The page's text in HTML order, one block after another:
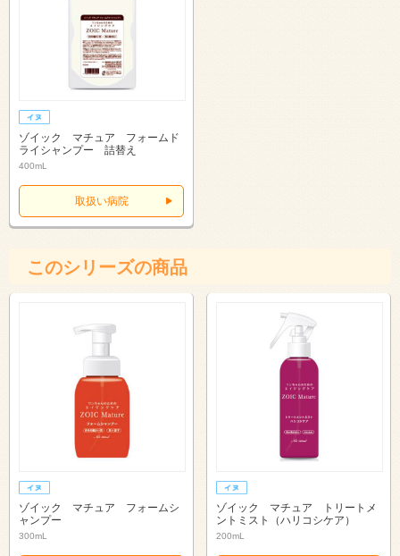
ゾイック マチュア フォームド
ライシャンプー 詰替え
400mL
取扱い病院
このシリーズの商品
ゾイック マチュア フォームシ
ャンプー
300mL
ゾイック マチュア トリートメ
ントミスト（ハリコシケア）
200mL